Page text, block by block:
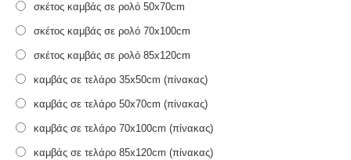
σκέτος καμβάς σε ρολό 50x70cm
σκέτος καμβάς σε ρολό 70x100cm
σκέτος καμβάς σε ρολό 85x120cm
καμβάς σε τελάρο 35x50cm (πίνακας)
καμβάς σε τελάρο 50x70cm (πίνακας)
καμβάς σε τελάρο 70x100cm (πίνακας)
καμβάς σε τελάρο 85x120cm (πίνακας)